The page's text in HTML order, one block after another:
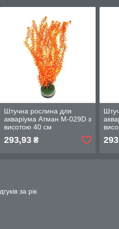
Штучна рослина для
акваріума Атман M-029D з
висотою 40 см
293,93₴
за рік